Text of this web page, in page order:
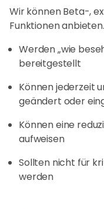
Wir können Beta-,
Funktionen
Werden „wie
bereitgestellt
Können jederzeit
geändert oder
Können eine
aufweisen
Sollten nicht für
werden